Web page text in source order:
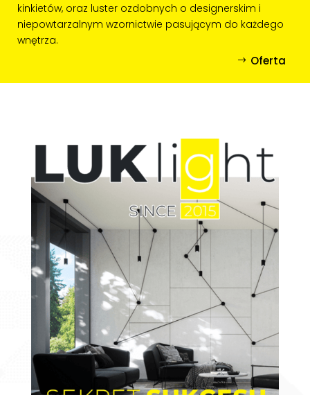
kinkietów, oraz luster ozdobnych o designerskim i
niepowtarzalnym wzornictwie pasującym do każdego
wnętrza.
Oferta